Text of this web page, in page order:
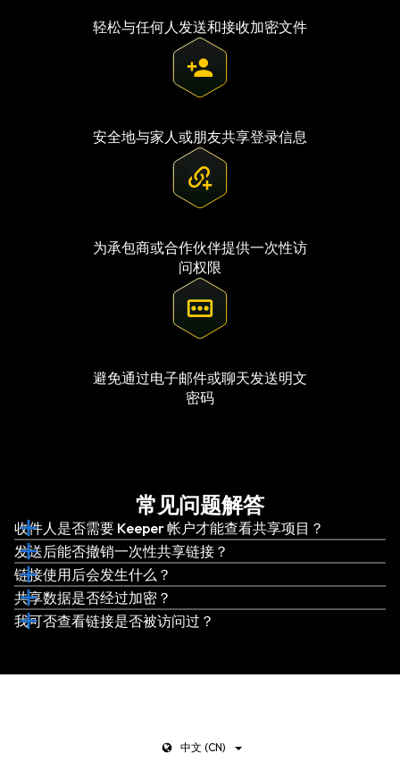
轻松与任何人发送和接收加密文件
安全地与家人或朋友共享登录信息
为承包商或合作伙伴提供一次性访
问权限
避免通过电子邮件或聊天发送明文
密码
常见问题解答
收件人是否需要 Keeper 帐户才能查看共享项目？
发送后能否撤销一次性共享链接？
链接使用后会发生什么？
共享数据是否经过加密？
我可否查看链接是否被访问过？
中文 (CN)